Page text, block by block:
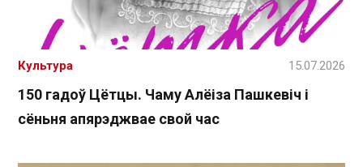
150 гадоў Цётцы. Чаму Алёіза Пашкевіч і
сёньня апярэджвае свой час
Культура 15.07.2026